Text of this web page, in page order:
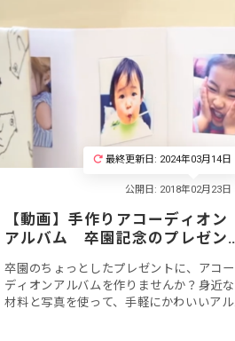
最終更新日: 2024年03月14日
【動画】手作りアコーディオン
アルバム 卒園記念のプレゼン
卒園のちょっとしたプレゼントに、アコー
ディオンアルバムを作りませんか？身近な
材料と写真を使って、手軽にかわいいアル